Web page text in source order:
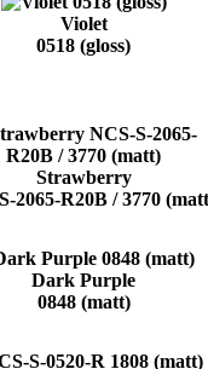
Violet
0518 (gloss)
Strawberry
2065-R20B / 3770
Dark Purple
0848 (matt)